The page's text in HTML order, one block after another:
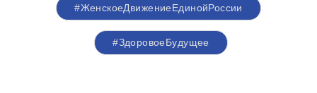
#ЖенскоеДвижениеЕдинойРоссии
#ЗдоровоеБудущее